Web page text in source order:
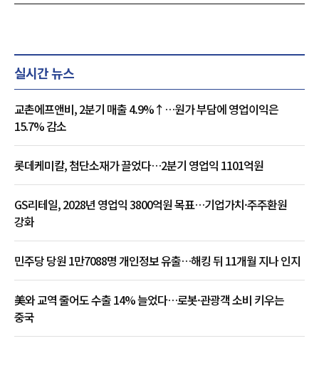
실시간 뉴스
교촌에프앤비, 2분기 매출 4.9%↑…원가 부담에 영업이익은
15.7% 감소
롯데케미칼, 첨단소재가 끌었다…2분기 영업익 1101억원
GS리테일, 2028년 영업익 3800억원 목표…기업가치·주주환원
강화
민주당 당원 1만7088명 개인정보 유출…해킹 뒤 11개월 지나 인지
美와 교역 줄어도 수출 14% 늘었다…로봇·관광객 소비 키우는
중국